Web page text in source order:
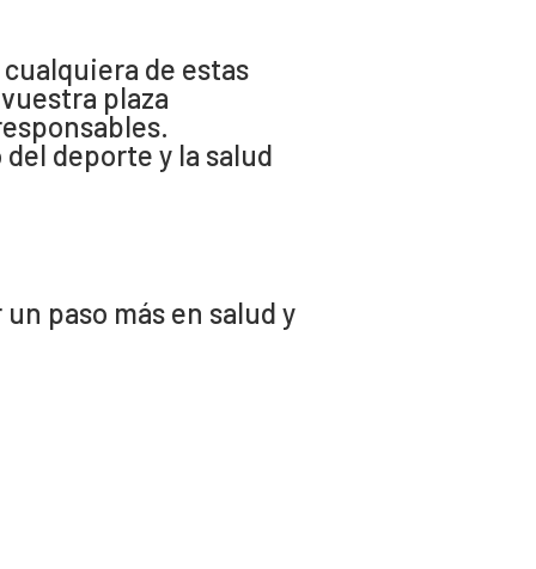
de estas
plaza
deporte y la salud
paso más en salud y